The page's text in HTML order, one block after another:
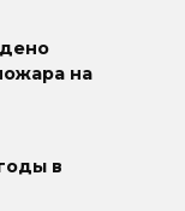
на
в